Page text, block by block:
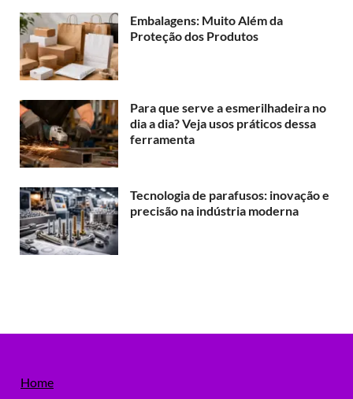
Embalagens: Muito Além da
Proteção dos Produtos
Para que serve a esmerilhadeira no
dia a dia? Veja usos práticos dessa
ferramenta
Tecnologia de parafusos: inovação e
precisão na indústria moderna
Home